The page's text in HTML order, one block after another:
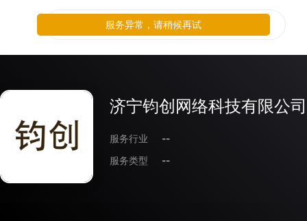
济宁钧创网络科技有限公司
服务行业
--
服务类型
--
服务异常，请稍候再试